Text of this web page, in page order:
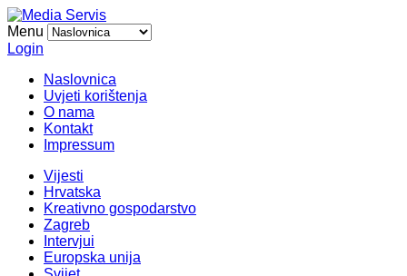
Menu
Login
Naslovnica
Uvjeti korištenja
O nama
Kontakt
Impressum
Vijesti
Hrvatska
Kreativno gospodarstvo
Zagreb
Intervjui
Europska unija